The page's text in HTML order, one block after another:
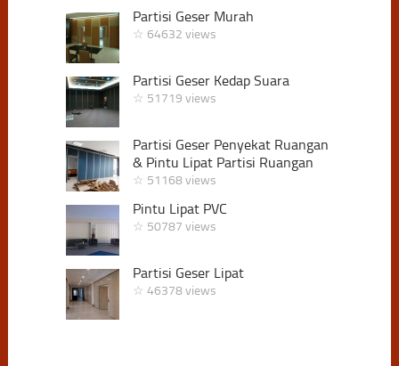
Partisi Geser Murah
☆ 64632 views
Partisi Geser Kedap Suara
☆ 51719 views
Partisi Geser Penyekat Ruangan
& Pintu Lipat Partisi Ruangan
☆ 51168 views
Pintu Lipat PVC
☆ 50787 views
Partisi Geser Lipat
☆ 46378 views